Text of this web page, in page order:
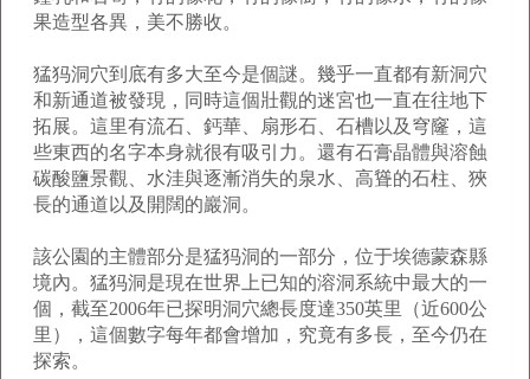
果造型各異，美不勝收。
猛犸洞穴到底有多大至今是個謎。幾乎一直都有新洞穴
和新通道被發現，同時這個壯觀的迷宮也一直在往地下
拓展。這里有流石、鈣華、扇形石、石槽以及穹窿，這
些東西的名字本身就很有吸引力。還有石膏晶體與溶蝕
碳酸鹽景觀、水洼與逐漸消失的泉水、高聳的石柱、狹
長的通道以及開闊的巖洞。
該公園的主體部分是猛犸洞的一部分，位于埃德蒙森縣
境內。猛犸洞是現在世界上已知的溶洞系統中最大的一
個，截至2006年已探明洞穴總長度達350英里（近600公
里），這個數字每年都會增加，究竟有多長，至今仍在
探索。